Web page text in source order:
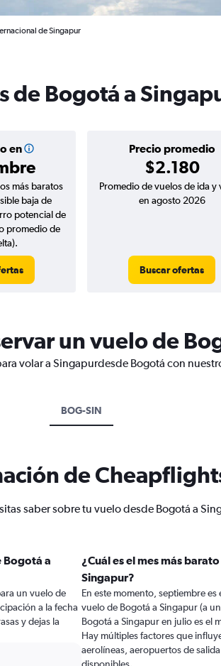
de Singapur
de Bogotá a
en Precio promedio
$2.180
más baratos
baja de
potencial de
promedio de
Promedio de vuelos de ida y
en agosto 2026
Buscar ofertas
un vuelo de
volar a Singapurdesde Bogotá con
BOG-SIN
de
saber sobre tu vuelo desde Bogotá a
Bogotá a
un vuelo de
a la fecha
y dejas la
¿Cuál es el mes más
Singapur?
En este momento, septiembre
vuelo de Bogotá a Singapur (a
Bogotá a Singapur en julio es el
Hay múltiples factores que
aerolíneas, aeropuertos de